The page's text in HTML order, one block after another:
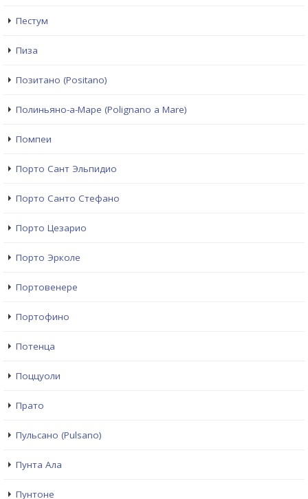
Пестум
Пиза
Позитано (Positano)
Полиньяно-а-Маре (Polignano a Mare)
Помпеи
Порто Сант Эльпидио
Порто Санто Стефано
Порто Цезарио
Порто Эрколе
Портовенере
Портофино
Потенца
Поццуоли
Прато
Пульсано (Pulsano)
Пунта Ала
Пунтоне